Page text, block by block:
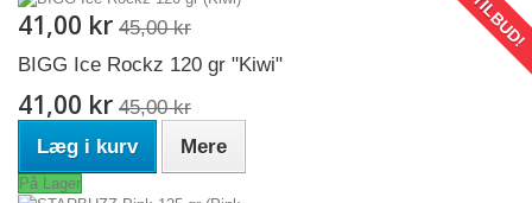
41,00 kr 45,00 kr TILBUD!
BIGG Ice Rockz 120 gr "Kiwi"
41,00 kr 45,00 kr
Læg i kurv
Mere
På Lager